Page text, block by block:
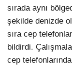
sırada aynı
şekilde denizde
sıra cep
bildirdi.
cep